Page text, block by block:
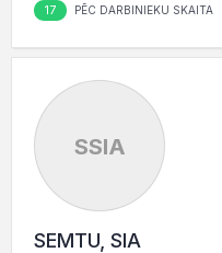
17 PĒC DARBINIEKU SKAITA
SSIA
SEMTU, SIA